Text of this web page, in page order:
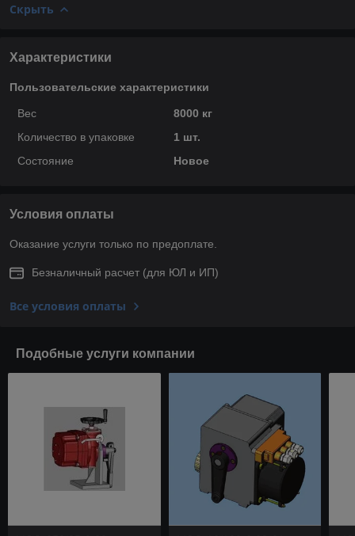
Скрыть
Характеристики
Пользовательские характеристики
Вес
8000 кг
Количество в упаковке
1 шт.
Состояние
Новое
Условия оплаты
Оказание услуги только по предоплате.
Безналичный расчет (для ЮЛ и ИП)
Все условия оплаты
Подобные услуги компании